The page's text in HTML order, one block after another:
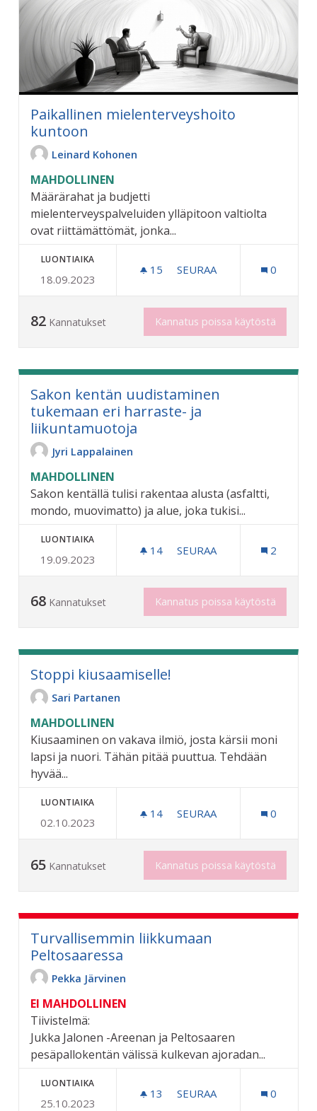
Paikallinen mielenterveyshoito
kuntoon
Leinard Kohonen
MAHDOLLINEN
Määrärahat ja budjetti
mielenterveyspalveluiden ylläpitoon valtiolta
ovat riittämättömät, jonka...
LUONTIAIKA
18.09.2023
15 15 SEURAAJAA
SEURAA 0
82 Kannatukset Kannatus poissa käytöstä
Sakon kentän uudistaminen
tukemaan eri harraste- ja
liikuntamuotoja
Jyri Lappalainen
MAHDOLLINEN
Sakon kentällä tulisi rakentaa alusta (asfaltti,
mondo, muovimatto) ja alue, joka tukisi...
LUONTIAIKA
19.09.2023
14 14 SEURAAJAA
SEURAA 2
68 Kannatukset Kannatus poissa käytöstä
Stoppi kiusaamiselle!
Sari Partanen
MAHDOLLINEN
Kiusaaminen on vakava ilmiö, josta kärsii moni
lapsi ja nuori. Tähän pitää puuttua. Tehdään
hyvää...
LUONTIAIKA
02.10.2023
14 14 SEURAAJAA
SEURAA 0
65 Kannatukset Kannatus poissa käytöstä
Turvallisemmin liikkumaan
Peltosaaressa
Pekka Järvinen
EI MAHDOLLINEN
Tiivistelmä:
Jukka Jalonen -Areenan ja Peltosaaren
pesäpallokentän välissä kulkevan ajoradan...
LUONTIAIKA
25.10.2023
13 13 SEURAAJAA
SEURAA 0